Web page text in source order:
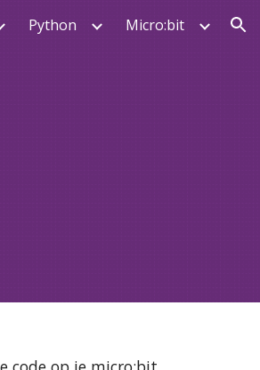
Python Micro:bit